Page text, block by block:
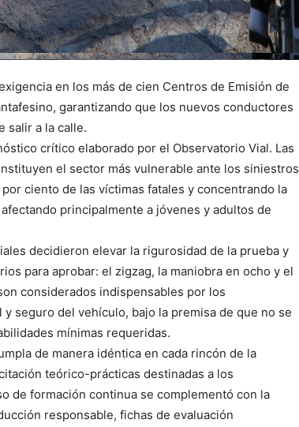
en los más de cien Centros de Emisión de
garantizando que los nuevos conductores
salir a la calle.
crítico elaborado por el Observatorio Vial. Las
el sector más vulnerable ante los siniestros
ciento de las víctimas fatales y concentrando la
principalmente a jóvenes y adultos de
decidieron elevar la rigurosidad de la prueba y
para aprobar: el zigzag, la maniobra en ocho y el
considerados indispensables por los
seguro del vehículo, bajo la premisa de que no se
mínimas requeridas.
de manera idéntica en cada rincón de la
teórico-prácticas destinadas a los
de formación continua se complementó con la
responsable, fichas de evaluación